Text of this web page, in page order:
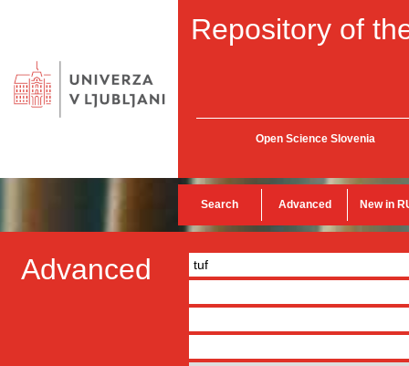
Repository of
Open Science Slovenia
Search Advanced New in
Advanced